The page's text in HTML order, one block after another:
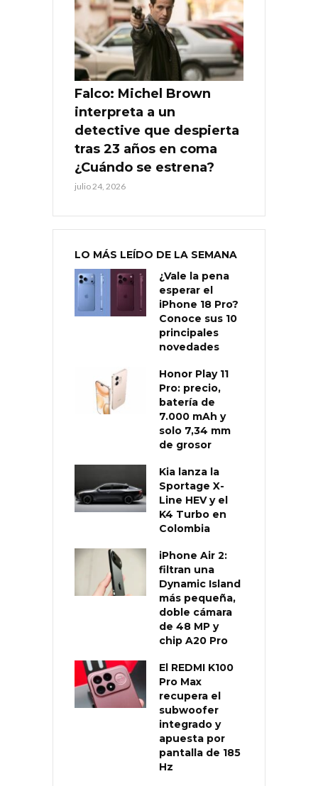
Falco: Michel Brown
interpreta a un
detective que despierta
tras 23 años en coma
¿Cuándo se estrena?
julio 24, 2026
LO MÁS LEÍDO DE LA SEMANA
¿Vale la pena
esperar el
iPhone 18 Pro?
Conoce sus 10
principales
novedades
Honor Play 11
Pro: precio,
batería de
7.000 mAh y
solo 7,34 mm
de grosor
Kia lanza la
Sportage X-
Line HEV y el
K4 Turbo en
Colombia
iPhone Air 2:
filtran una
Dynamic Island
más pequeña,
doble cámara
de 48 MP y
chip A20 Pro
El REDMI K100
Pro Max
recupera el
subwoofer
integrado y
apuesta por
pantalla de 185
Hz